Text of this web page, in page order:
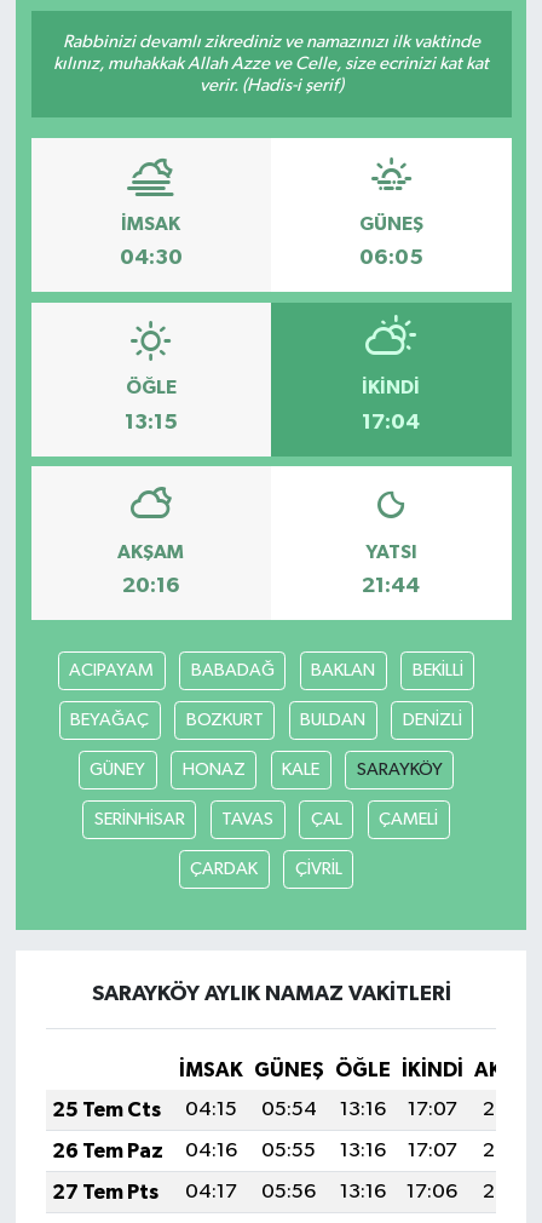
Rabbinizi devamlı zikrediniz ve namazınızı ilk vaktinde
kılınız, muhakkak Allah Azze ve Celle, size ecrinizi kat kat
verir. (Hadis-i şerif)
İMSAK
04:30
GÜNEŞ
06:05
ÖĞLE
13:15
İKINDI
17:04
AKŞAM
20:16
YATSI
21:44
ACIPAYAM BABADAĞ BAKLAN BEKİLLİ
BEYAĞAÇ BOZKURT BULDAN DENİZLİ
GÜNEY HONAZ KALE SARAYKÖY
SERİNHİSAR TAVAS ÇAL ÇAMELİ
ÇARDAK ÇİVRİL
SARAYKÖY AYLIK NAMAZ VAKITLERI
İMSAK GÜNEŞ ÖĞLE İKINDI
25 Tem Cts
04:15 05:54 13:16 17:07
20:27
26 Tem Paz
04:16 05:55 13:16 17:07
20:27
27 Tem Pts
04:17 05:56 13:16 17:06
20:26
İngiltere Premier Lig
Serie A
İngiltere Premier Lig
Almanya Bundesliga
Serie A
Fransa Ligue 1
Eredevise
Portekiz Ligi
Türkiye Basketbol Ligi
Kadınlar Basketbol Ligi
Diğer Basketbol Ligleri
Formula 1
Atletizm
Bisiklet
Güreş
Halter